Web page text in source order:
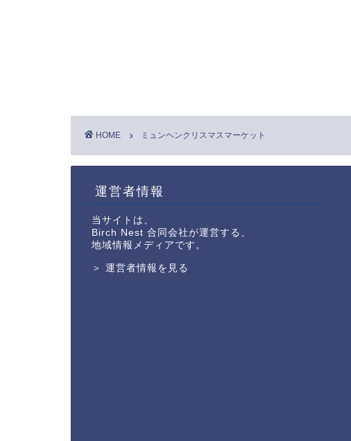
HOME ミュンヘンクリスマスマーケット
運営者情報
当サイトは、
Birch Nest 合同会社が運営する、
地域情報メディアです。
＞ 運営者情報を見る